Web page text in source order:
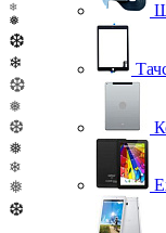
❄
❅
❆
❄
❆
❅
❆
❅
❄
❅
❆